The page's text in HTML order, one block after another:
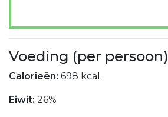
Voeding (per persoon)
Calorieën: 698 kcal.
Eiwit: 26%